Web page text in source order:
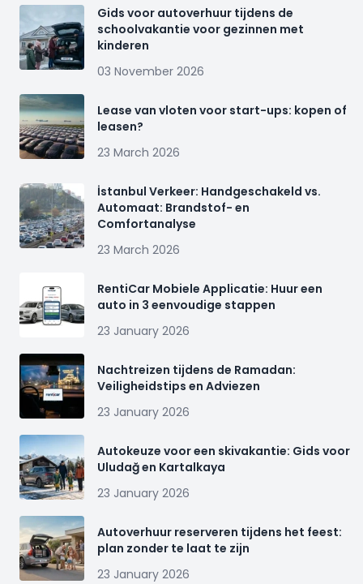
Gids voor autoverhuur tijdens de
schoolvakantie voor gezinnen met
kinderen
03 November 2026
Lease van vloten voor start-ups: kopen of
leasen?
23 March 2026
İstanbul Verkeer: Handgeschakeld vs.
Automaat: Brandstof- en
Comfortanalyse
23 March 2026
RentiCar Mobiele Applicatie: Huur een
auto in 3 eenvoudige stappen
23 January 2026
Nachtreizen tijdens de Ramadan:
Veiligheidstips en Adviezen
23 January 2026
Autokeuze voor een skivakantie: Gids voor
Uludağ en Kartalkaya
23 January 2026
Autoverhuur reserveren tijdens het feest:
plan zonder te laat te zijn
23 January 2026